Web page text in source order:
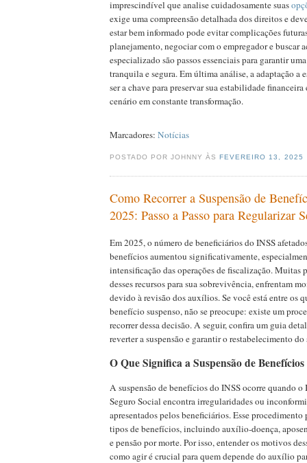
imprescindível que analise cuidadosamente suas
exige uma compreensão detalhada dos direitos e
estar bem informado pode evitar complicações
planejamento, negociar com o empregador e buscar
especializado são passos essenciais para garantir
tranquila e segura. Em última análise, a adaptação a
ser a chave para preservar sua estabilidade
cenário em constante transformação.
Marcadores: Notícias
POSTADO POR JOHNNY ÀSFEVEREIRO 13, 2025
Como Recorrer a Suspensão de
2025: Passo a Passo para Regularizar
Em 2025, o número de beneficiários do INSS
benefícios aumentou significativamente,
intensificação das operações de fiscalização. Muitas
desses recursos para sua sobrevivência, enfrentam
devido à revisão dos auxílios. Se você está entre os
benefício suspenso, não se preocupe: existe um
recorrer dessa decisão. A seguir, confira um guia
reverter a suspensão e garantir o restabelecimento
O Que Significa a Suspensão de
A suspensão de benefícios do INSS ocorre quando
Seguro Social encontra irregularidades ou
apresentados pelos beneficiários. Esse procedimento
tipos de benefícios, incluindo auxílio-doença,
e pensão por morte. Por isso, entender os motivos
como agir é crucial para quem depende do auxílio